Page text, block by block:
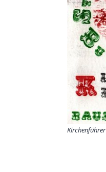
Kirchenführer